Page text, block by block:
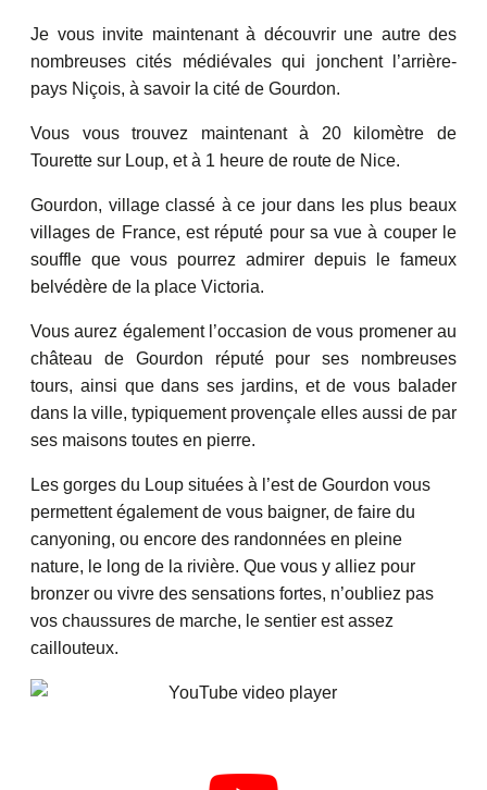
Je vous invite maintenant à découvrir une autre des
nombreuses cités médiévales qui jonchent l’arrière-
pays Niçois, à savoir la cité de Gourdon.
Vous vous trouvez maintenant à 20 kilomètre de
Tourette sur Loup, et à 1 heure de route de Nice.
Gourdon, village classé à ce jour dans les plus beaux
villages de France, est réputé pour sa vue à couper le
souffle que vous pourrez admirer depuis le fameux
belvédère de la place Victoria.
Vous aurez également l’occasion de vous promener au
château de Gourdon réputé pour ses nombreuses
tours, ainsi que dans ses jardins, et de vous balader
dans la ville, typiquement provençale elles aussi de par
ses maisons toutes en pierre.
Les gorges du Loup situées à l’est de Gourdon vous
permettent également de vous baigner, de faire du
canyoning, ou encore des randonnées en pleine
nature, le long de la rivière. Que vous y alliez pour
bronzer ou vivre des sensations fortes, n’oubliez pas
vos chaussures de marche, le sentier est assez
caillouteux.